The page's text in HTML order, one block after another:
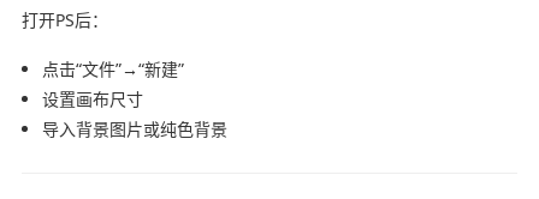
打开PS后：
点击“文件”→“新建”
设置画布尺寸
导入背景图片或纯色背景